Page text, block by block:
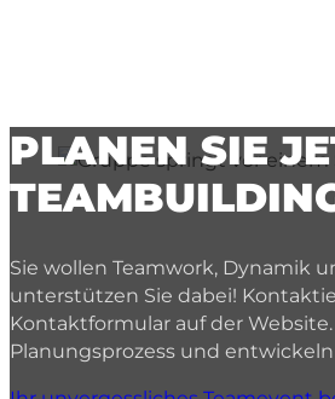
PLANEN SIE
Sie wollen Teamwork, Dynamik
unterstützen Sie dabei!
Kontaktformular auf der
Planungsprozess und